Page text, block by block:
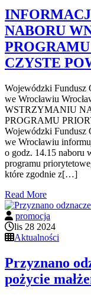
NABORU
CZYSTE
Wojewódzki Fundusz
we Wrocławiu
WSTRZYMANIU
PROGRAMU
Wojewódzki Fundusz
we Wrocławiu
o godz. 14.15 naboru
programu
które zgodnie z[…]
Read More
promocja
lis 28 2024
Aktualności
Przyznano
pożycie